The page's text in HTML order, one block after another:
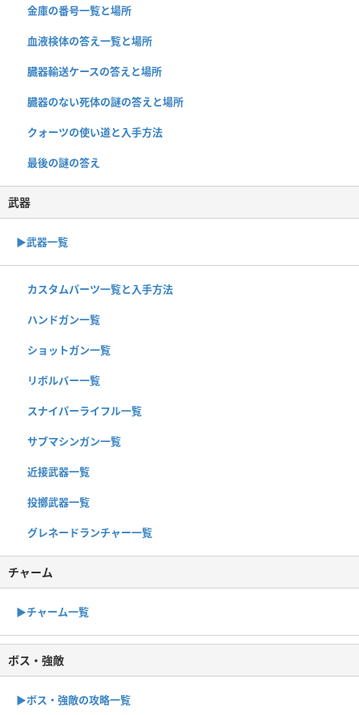
金庫の番号一覧と場所
血液検体の答え一覧と場所
臓器輸送ケースの答えと場所
臓器のない死体の謎の答えと場所
クォーツの使い道と入手方法
最後の謎の答え
武器
▶武器一覧
カスタムパーツ一覧と入手方法
ハンドガン一覧
ショットガン一覧
リボルバー一覧
スナイパーライフル一覧
サブマシンガン一覧
近接武器一覧
投擲武器一覧
グレネードランチャー一覧
チャーム
▶︎チャーム一覧
ボス・強敵
▶ボス・強敵の攻略一覧